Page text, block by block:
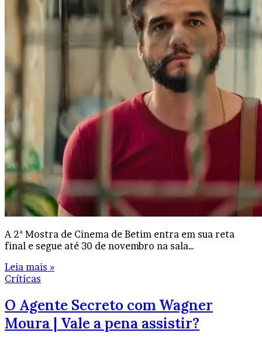
A 2ª Mostra de Cinema de Betim entra em sua reta
final e segue até 30 de novembro na sala…
Leia mais »
Críticas
O Agente Secreto com Wagner
Moura | Vale a pena assistir?